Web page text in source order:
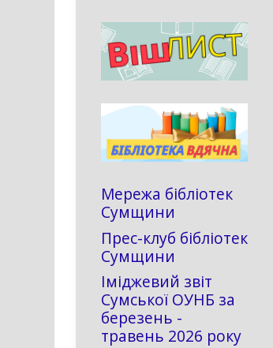
Мережа бібліотек
Сумщини
Прес-клуб бібліотек
Сумщини
Іміджевий звіт
Сумської ОУНБ за
березень -
травень 2026 року